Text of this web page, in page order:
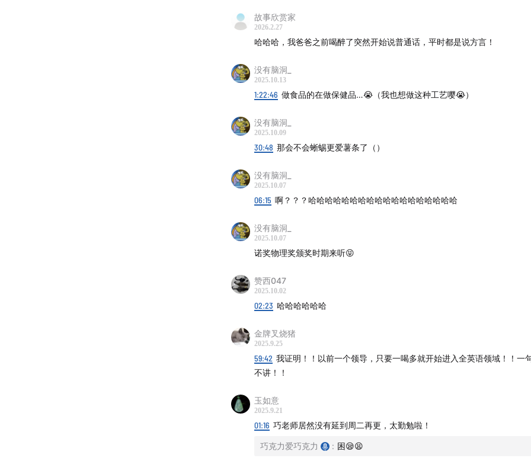
Vikash Kumar和Sarthak Mittal：臭鞋对鞋架使用体验的影响。
9.航空奖
蝠醉驾后果也很严重。
Giacomo Bartolucci等人组成的研究团队：制作一道完美的黑椒奶酪意
加点玉米淀粉。
希望你喜欢我们的节目。
剪辑制作：巧克力爱巧克力
【联系我们】
公众号:生活漫游指南
vx小助手“shenghuomanyouzhinan”(播客名全拼)，加听友群请说出暗
名）；其他合作请简单备注来意。
「生活漫游指南」节目由「
故事欣赏家
2026.2.27
哈哈哈，我爸爸之前喝醉了突然开始说普通话，平时都是说方言！
没有脑洞_
2025.10.13
1:22:46 做食品的在做保健品…😭（我也想做这种工艺嘤😭）
没有脑洞_
2025.10.09
30:48 那会不会蜥蜴更爱薯条了（）
没有脑洞_
2025.10.07
06:15 啊？？？哈哈哈哈哈哈哈哈哈哈哈哈哈哈哈哈哈哈
没有脑洞_
2025.10.07
诺奖物理奖颁奖时期来听😝
赞西047
2025.10.02
02:23 哈哈哈哈哈哈
金牌叉烧猪
2025.9.25
59:42 我证明！！以前一个领导，只要一喝多就开始进入全英语领域！！一
不讲！！
玉如意
2025.9.21
01:16 巧老师居然没有延到周二再更，太勤勉啦！
巧克力爱巧克力 : 困😪😫